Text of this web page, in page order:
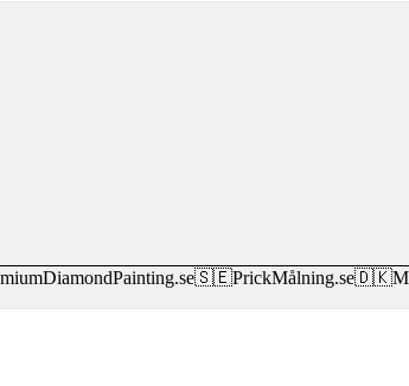
🇸🇪PrickMålning.se🇩🇰